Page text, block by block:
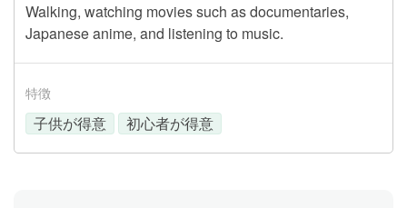
Walking, watching movies such as documentaries,
Japanese anime, and listening to music.
特徴
子供が得意 初心者が得意